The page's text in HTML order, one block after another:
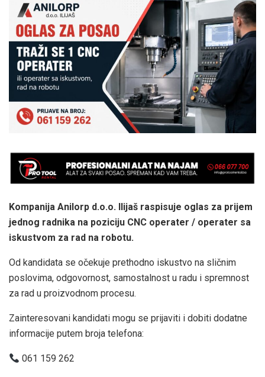
Kompanija Anilorp d.o.o. Ilijaš raspisuje oglas za prijem
jednog radnika na poziciju CNC operater / operater sa
iskustvom za rad na robotu.
Od kandidata se očekuje prethodno iskustvo na sličnim
poslovima, odgovornost, samostalnost u radu i spremnost
za rad u proizvodnom procesu.
Zainteresovani kandidati mogu se prijaviti i dobiti dodatne
informacije putem broja telefona:
061 159 262